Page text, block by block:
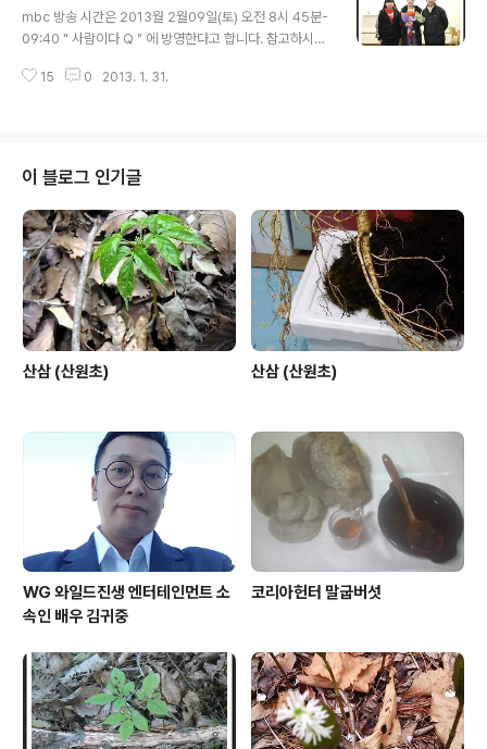
이트 하면서 몇글자 적어 봅니다. 산원과 어린시절 함께 지
내던 단암님이 이제는 자신의 분야에서 어느정도 대가의
삶을 살고 있기에. 지난 동영상 새롭게 업데이트 하면서 몇
mbc 방송 시간은 2013월 2월09일(토) 오전 8시 45분-
09:40 " 사람이다 Q " 에 방영한다고 합니다. 참고하시기
10번 12121212 12발 상모 돌리기 12신명 12월 12일 낮
재 2013년 예언 23번 33번 3대요소 3마리의 용 3번 3
인방 3인의 여걸 530회 당첨 번호 560회 로또예상번호
5대적멸보궁 5만명 돌파 날 7마리의 용 http://vipblogg
er.tistory.com/trackback/286 iP It KBS KBS..
15 0 2013. 1. 31.
이 블로그 인기글
산삼 (산원초) 산삼 (산원초)
WG 와일드진생 엔터테인먼트 소
속인 배우 김귀중
코리아헌터 말굽버섯